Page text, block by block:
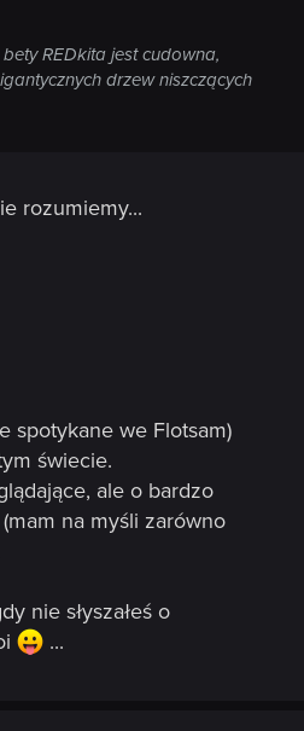
REDkita jest cudowna,
drzew niszczących
rozumiemy...
spotykane we Flotsam)
świecie.
ale o bardzo
na myśli zarówno
nie słyszałeś o
...